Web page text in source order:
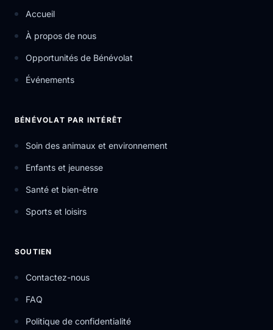
Accueil
À propos de nous
Opportunités de Bénévolat
Événements
BÉNÉVOLAT PAR INTÉRÊT
Soin des animaux et environnement
Enfants et jeunesse
Santé et bien-être
Sports et loisirs
SOUTIEN
Contactez-nous
FAQ
Politique de confidentialité